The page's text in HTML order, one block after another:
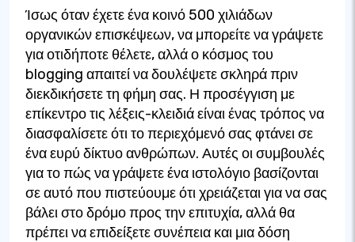
Ίσως όταν έχετε ένα κοινό 500 χιλιάδων
οργανικών επισκέψεων, να μπορείτε να γράψετε
για οτιδήποτε θέλετε, αλλά ο κόσμος του
blogging απαιτεί να δουλέψετε σκληρά πριν
διεκδικήσετε τη φήμη σας. Η προσέγγιση με
επίκεντρο τις λέξεις-κλειδιά είναι ένας τρόπος να
διασφαλίσετε ότι το περιεχόμενό σας φτάνει σε
ένα ευρύ δίκτυο ανθρώπων. Αυτές οι συμβουλές
για το πώς να γράψετε ένα ιστολόγιο βασίζονται
σε αυτό που πιστεύουμε ότι χρειάζεται για να σας
βάλει στο δρόμο προς την επιτυχία, αλλά θα
πρέπει να επιδείξετε συνέπεια και μια δόση